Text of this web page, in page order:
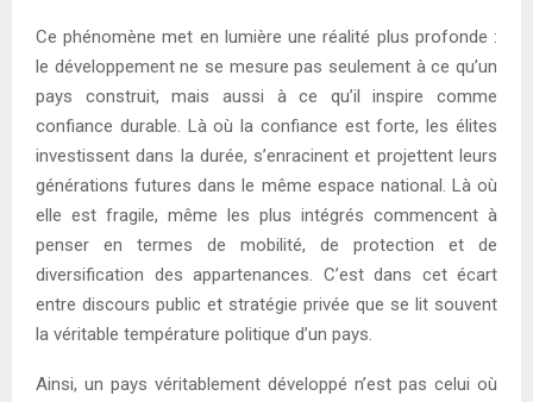
Ce phénomène met en lumière une réalité plus profonde :
le développement ne se mesure pas seulement à ce qu’un
pays construit, mais aussi à ce qu’il inspire comme
confiance durable. Là où la confiance est forte, les élites
investissent dans la durée, s’enracinent et projettent leurs
générations futures dans le même espace national. Là où
elle est fragile, même les plus intégrés commencent à
penser en termes de mobilité, de protection et de
diversification des appartenances. C’est dans cet écart
entre discours public et stratégie privée que se lit souvent
la véritable température politique d’un pays.
Ainsi, un pays véritablement développé n’est pas celui où